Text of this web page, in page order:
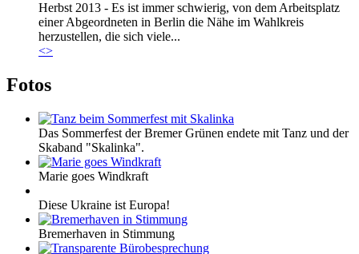
Herbst 2013 - Es ist immer schwierig, von dem Arbeitsplatz
einer Abgeordneten in Berlin die Nähe im Wahlkreis
herzustellen, die sich viele...
<>
Fotos
Das Sommerfest der Bremer Grünen endete mit Tanz und der
Skaband "Skalinka".
Marie goes Windkraft
Diese Ukraine ist Europa!
Bremerhaven in Stimmung